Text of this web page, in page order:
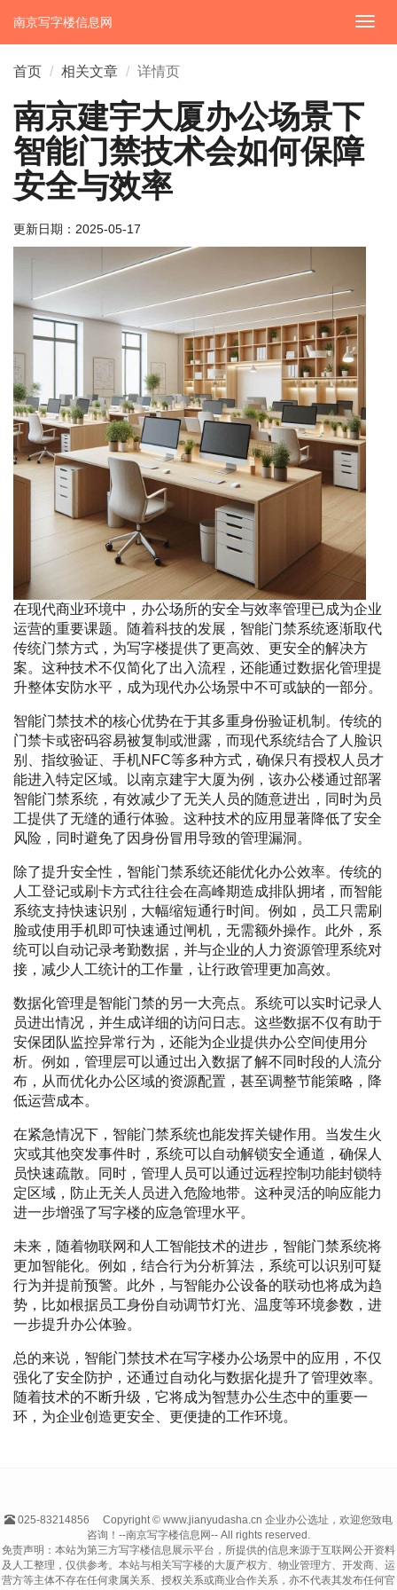
切
换
南京写字楼信息网
首页 相关文章 详情页
南京建宇大厦办公场景下
智能门禁技术会如何保障
安全与效率
更新日期： 2025-05-17
在现代商业环境中，办公场所的安全与效率管理已成为企业
运营的重要课题。随着科技的发展，智能门禁系统逐渐取代
传统门禁方式，为写字楼提供了更高效、更安全的解决方
案。这种技术不仅简化了出入流程，还能通过数据化管理提
升整体安防水平，成为现代办公场景中不可或缺的一部分。
智能门禁技术的核心优势在于其多重身份验证机制。传统的
门禁卡或密码容易被复制或泄露，而现代系统结合了人脸识
别、指纹验证、手机NFC等多种方式，确保只有授权人员才
能进入特定区域。以南京建宇大厦为例，该办公楼通过部署
智能门禁系统，有效减少了无关人员的随意进出，同时为员
工提供了无缝的通行体验。这种技术的应用显著降低了安全
风险，同时避免了因身份冒用导致的管理漏洞。
除了提升安全性，智能门禁系统还能优化办公效率。传统的
人工登记或刷卡方式往往会在高峰期造成排队拥堵，而智能
系统支持快速识别，大幅缩短通行时间。例如，员工只需刷
脸或使用手机即可快速通过闸机，无需额外操作。此外，系
统可以自动记录考勤数据，并与企业的人力资源管理系统对
接，减少人工统计的工作量，让行政管理更加高效。
数据化管理是智能门禁的另一大亮点。系统可以实时记录人
员进出情况，并生成详细的访问日志。这些数据不仅有助于
安保团队监控异常行为，还能为企业提供办公空间使用分
析。例如，管理层可以通过出入数据了解不同时段的人流分
布，从而优化办公区域的资源配置，甚至调整节能策略，降
低运营成本。
在紧急情况下，智能门禁系统也能发挥关键作用。当发生火
灾或其他突发事件时，系统可以自动解锁安全通道，确保人
员快速疏散。同时，管理人员可以通过远程控制功能封锁特
定区域，防止无关人员进入危险地带。这种灵活的响应能力
进一步增强了写字楼的应急管理水平。
未来，随着物联网和人工智能技术的进步，智能门禁系统将
更加智能化。例如，结合行为分析算法，系统可以识别可疑
行为并提前预警。此外，与智能办公设备的联动也将成为趋
势，比如根据员工身份自动调节灯光、温度等环境参数，进
一步提升办公体验。
总的来说，智能门禁技术在写字楼办公场景中的应用，不仅
强化了安全防护，还通过自动化与数据化提升了管理效率。
随着技术的不断升级，它将成为智慧办公生态中的重要一
环，为企业创造更安全、更便捷的工作环境。
025-83214856
Copyright © www.jianyudasha.cn 企业办公选址，欢迎您致电
咨询！--南京写字楼信息网-- All rights reserved.
免责声明：本站为第三方写字楼信息展示平台，所提供的信息来源于互联网公开资料
及人工整理，仅供参考。本站与相关写字楼的大厦产权方、物业管理方、开发商、运
营方等主体不存在任何隶属关系、授权关系或商业合作关系，亦不代表其发布任何官